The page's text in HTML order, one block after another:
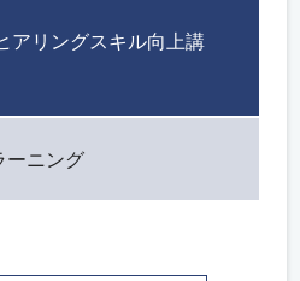
アリングスキル向上講
ーニング